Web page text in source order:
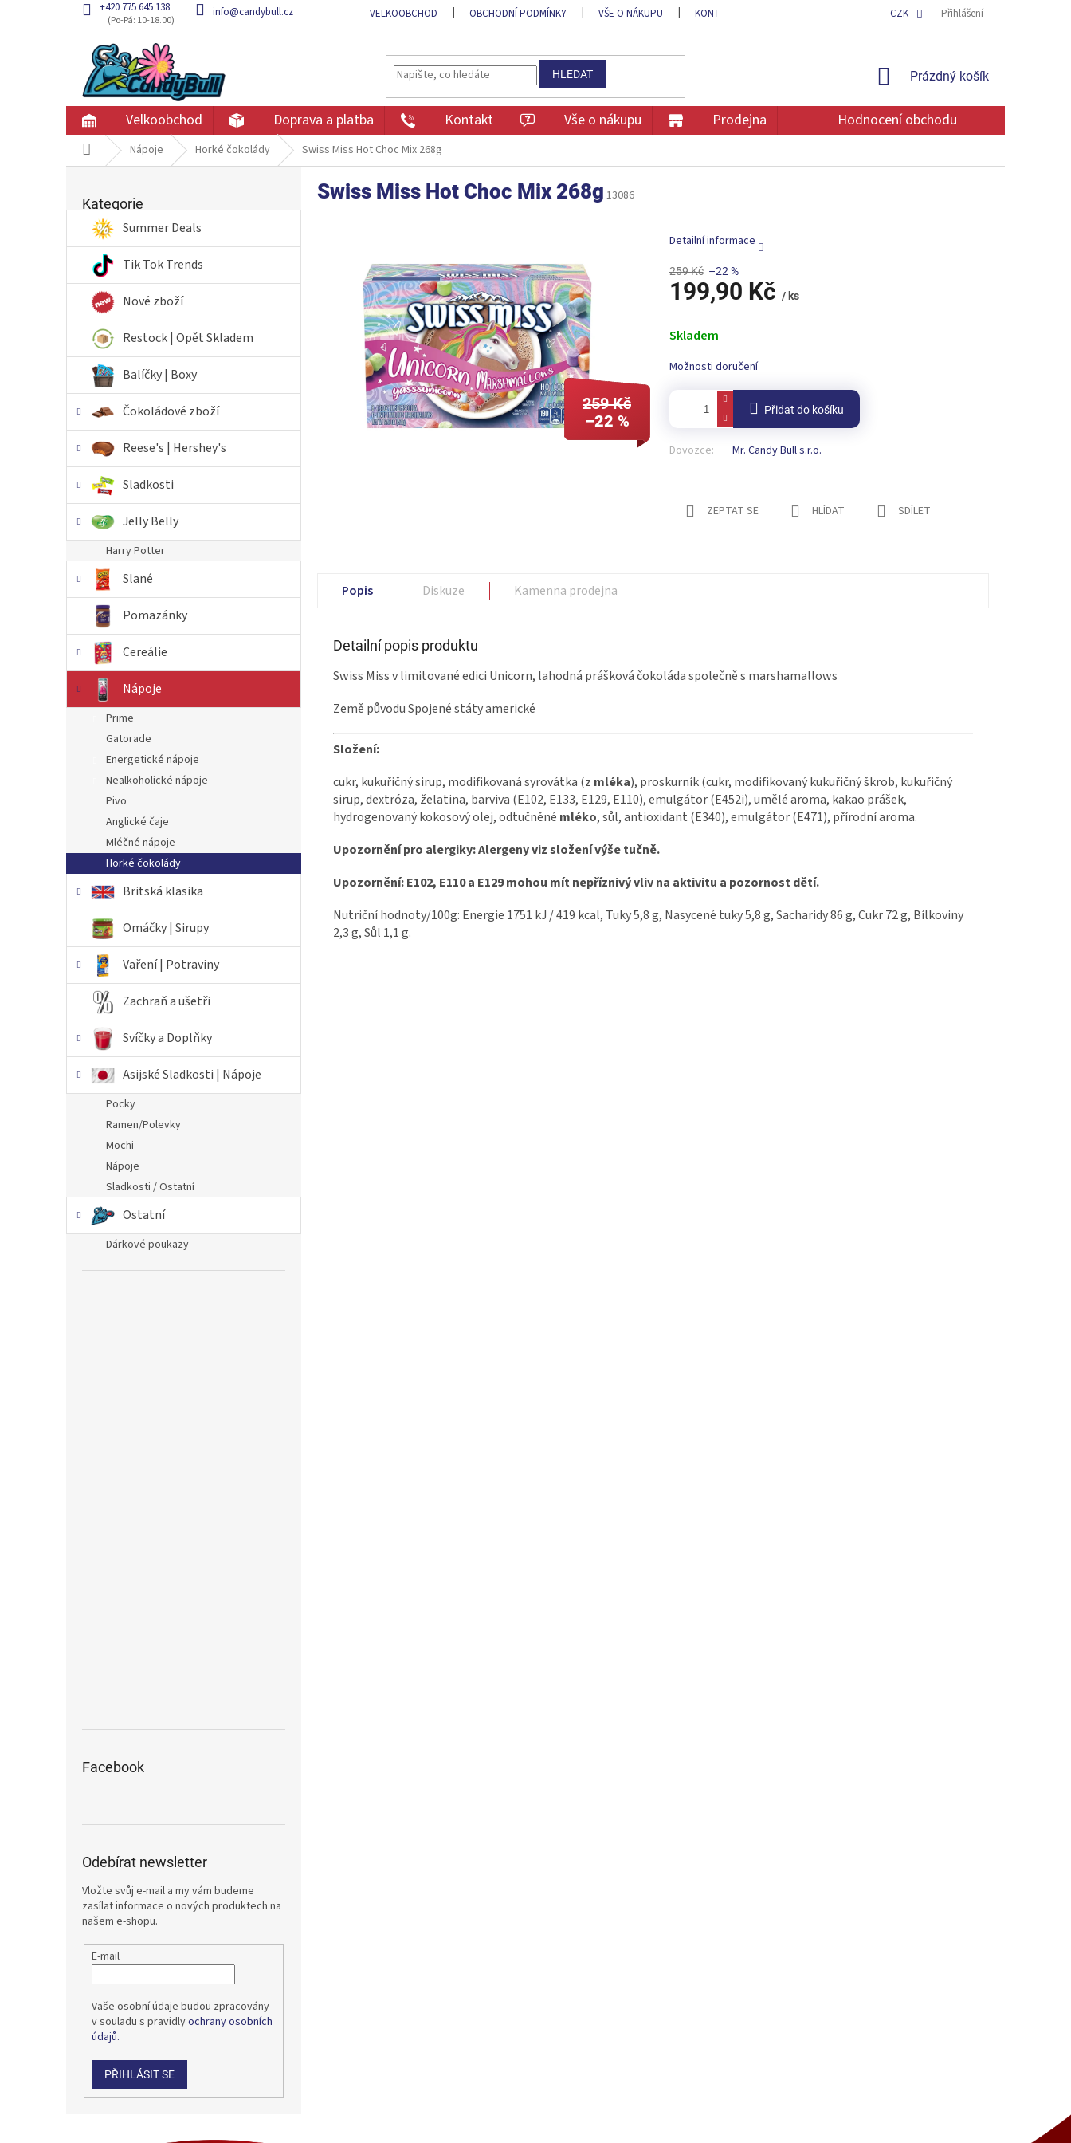
+420 775 645 138 info@candybull.cz VELKOOBCHOD OBCHODNÍ PODMÍNKY VŠE O NÁKUPU KONTAKT OCHRANA OSOBNÍCH ÚDAJŮCZK Přihlášení
HLEDAT
NÁKUPNÍ
Prázdný košík
Velkoobchod Doprava a platba Kontakt Vše o nákupu Prodejna Hodnocení obchodu
Domů Nápoje Horké čokolády Swiss Miss Hot Choc Mix 268g
r
n
í
kategorie
Kategorie
Summer Deals
Tik Tok Trends
Nové zboží
Restock | Opět Skladem
Balíčky | Boxy
Čokoládové zboží
Reese's | Hershey's
Sladkosti
Jelly Belly
Harry Potter
Slané
Pomazánky
Cereálie
Nápoje
Prime
Gatorade
Energetické nápoje
Nealkoholické nápoje
Pivo
Anglické čaje
Mléčné nápoje
Horké čokolády
Britská klasika
Omáčky | Sirupy
Vaření | Potraviny
Zachraň a ušetři
Svíčky a Doplňky
Asijské Sladkosti | Nápoje
Pocky
Ramen/Polevky
Mochi
Nápoje
Sladkosti / Ostatní
Ostatní
Dárkové poukazy
Facebook
Odebírat newsletter
Vložte svůj e-mail a my vám budeme
zasílat informace o nových produktech na
našem e-shopu.
E-mail
Vaše osobní údaje budou zpracovány
v souladu s pravidlyochrany osobních
údajů.
PŘIHLÁSIT SE
Swiss Miss Hot Choc Mix 268g 13086
259 Kč
–22 %
259 Kč –22 %
199,90 Kč / ks
cena:
Skladem
Možnosti doručení
Přidat do košíku
Dovozce: Mr. Candy Bull s.r.o.
Detailní informace
ZEPTAT SE HLÍDAT SDÍLET
Popis Diskuze Kamenna prodejna
Detailní popis produktu
Swiss Miss v limitované edici Unicorn, lahodná prášková čokoláda společně s marshamallows
Země původu Spojené státy americké
Složení:
cukr, kukuřičný sirup, modifikovaná syrovátka (z mléka), proskurník (cukr, modifikovaný kukuřičný škrob, kukuřičný
sirup, dextróza, želatina, barviva (E102, E133, E129, E110), emulgátor (E452i), umělé aroma, kakao prášek,
hydrogenovaný kokosový olej, odtučněné mléko, sůl, antioxidant (E340), emulgátor (E471), přírodní aroma.
Upozornění pro alergiky: Alergeny viz složení výše tučně.
Upozornění: E102, E110 a E129 mohou mít nepříznivý vliv na aktivitu a pozornost dětí.
Nutriční hodnoty/100g: Energie 1751 kJ / 419 kcal, Tuky 5,8 g, Nasycené tuky 5,8 g, Sacharidy 86 g, Cukr 72 g, Bílkoviny
2,3 g, Sůl 1,1 g.